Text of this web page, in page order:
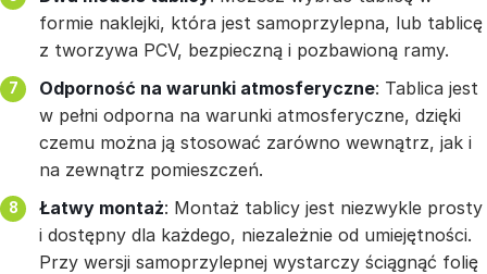
formie naklejki, która jest samoprzylepna, lub tablicę
z tworzywa PCV, bezpieczną i pozbawioną ramy.
Odporność na warunki atmosferyczne: Tablica jest
w pełni odporna na warunki atmosferyczne, dzięki
czemu można ją stosować zarówno wewnątrz, jak i
na zewnątrz pomieszczeń.
Łatwy montaż: Montaż tablicy jest niezwykle prosty
i dostępny dla każdego, niezależnie od umiejętności.
Przy wersji samoprzylepnej wystarczy ściągnąć folię